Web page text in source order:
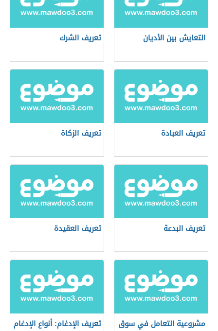
التعايش بين الأديان تعريف الشرك
تعريف العبادة تعريف الزكاة
تعريف البدعة تعريف العقيدة
مشروعية التعامل في سوق
تعريف الإدغام: أنواع الإدغام